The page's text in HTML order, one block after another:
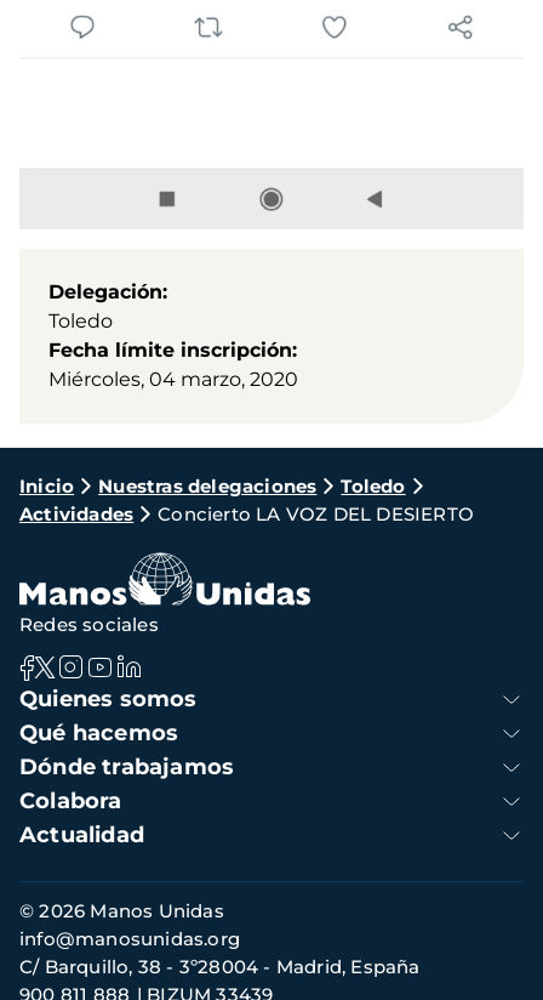
Delegación
Toledo
Fecha límite inscripción
Miércoles, 04 marzo, 2020
Ruta
de
navegación
Inicio Nuestras delegaciones
Toledo
Actividades
Concierto LA VOZ DEL DESIERTO
Navegación
principal
Quienes somos
Qué hacemos
Dónde trabajamos
Colabora
Actualidad
Redes sociales
Información
de
contacto
© 2026 Manos Unidas
C/ Barquillo, 38 - 3º28004 - Madrid, España
900 811 888
BIZUM 33439
info@manosunidas.org